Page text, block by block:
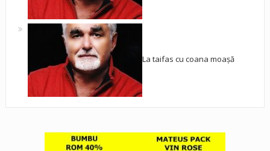
La taifas cu coana moașă